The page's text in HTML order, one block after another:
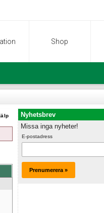
Shop
Nyhetsbrev
Missa inga nyheter!
E-postadress